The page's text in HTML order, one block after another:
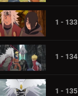
1 - 133
1 - 134
1 - 135